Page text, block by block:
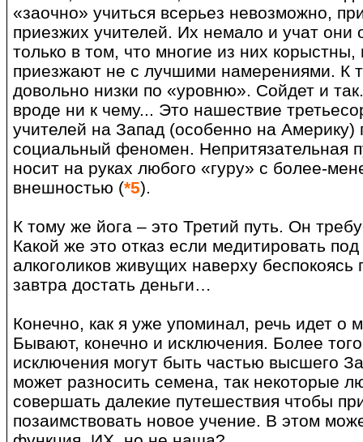
«заочно» учиться всерьез невозможно,
приезжих учителей. Их немало и учат они
только в том, что многие из них
приезжают не с лучшими намерениями. К
довольно низки по «уровню». Сойдет и
вроде ни к чему... Это нашествие
учителей на Запад (особенно на Америку)
социальный феномен. Непритязательная
носит на руках любого «гуру» с более-
внешностью (*5).
К тому же йога – это Третий путь. Он
Какой же это отказ если медитировать
алкоголиков живущих наверху беспокоясь
завтра достать деньги…
Конечно, как я уже упоминал, речь идет о
Бывают, конечно и исключения. Более
исключения могут быть частью высшего
может разносить семена, так некоторые
совершать далекие путешествия чтобы
позаимствовать новое учение. В этом